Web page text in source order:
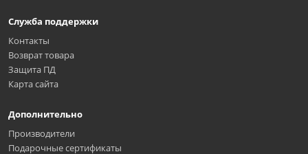
Служба поддержки
Контакты
Возврат товара
Защита ПД
Карта сайта
Дополнительно
Производители
Подарочные сертификаты